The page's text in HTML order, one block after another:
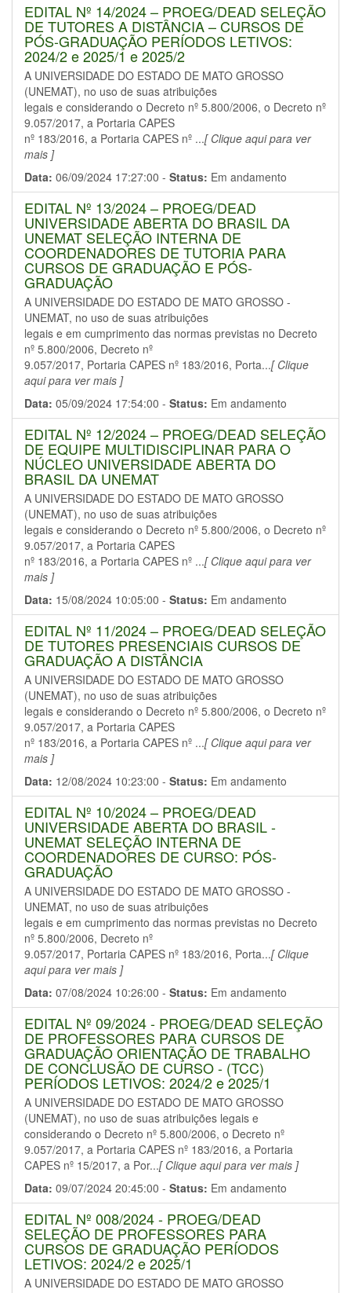
EDITAL Nº 14/2024 – PROEG/DEAD SELEÇÃO
DE TUTORES A DISTÂNCIA – CURSOS DE
PÓS-GRADUAÇÃO PERÍODOS LETIVOS:
2024/2 e 2025/1 e 2025/2
A UNIVERSIDADE DO ESTADO DE MATO GROSSO
(UNEMAT), no uso de suas atribuições
legais e considerando o Decreto nº 5.800/2006, o Decreto nº
9.057/2017, a Portaria CAPES
nº 183/2016, a Portaria CAPES nº ...[ Clique aqui para ver
mais ]
Data: 06/09/2024 17:27:00 - Status: Em andamento
EDITAL Nº 13/2024 – PROEG/DEAD
UNIVERSIDADE ABERTA DO BRASIL DA
UNEMAT SELEÇÃO INTERNA DE
COORDENADORES DE TUTORIA PARA
CURSOS DE GRADUAÇÃO E PÓS-
GRADUAÇÃO
A UNIVERSIDADE DO ESTADO DE MATO GROSSO -
UNEMAT, no uso de suas atribuições
legais e em cumprimento das normas previstas no Decreto
nº 5.800/2006, Decreto nº
9.057/2017, Portaria CAPES nº 183/2016, Porta...[ Clique
aqui para ver mais ]
Data: 05/09/2024 17:54:00 - Status: Em andamento
EDITAL Nº 12/2024 – PROEG/DEAD SELEÇÃO
DE EQUIPE MULTIDISCIPLINAR PARA O
NÚCLEO UNIVERSIDADE ABERTA DO
BRASIL DA UNEMAT
A UNIVERSIDADE DO ESTADO DE MATO GROSSO
(UNEMAT), no uso de suas atribuições
legais e considerando o Decreto nº 5.800/2006, o Decreto nº
9.057/2017, a Portaria CAPES
nº 183/2016, a Portaria CAPES nº ...[ Clique aqui para ver
mais ]
Data: 15/08/2024 10:05:00 - Status: Em andamento
EDITAL Nº 11/2024 – PROEG/DEAD SELEÇÃO
DE TUTORES PRESENCIAIS CURSOS DE
GRADUAÇÃO A DISTÂNCIA
A UNIVERSIDADE DO ESTADO DE MATO GROSSO
(UNEMAT), no uso de suas atribuições
legais e considerando o Decreto nº 5.800/2006, o Decreto nº
9.057/2017, a Portaria CAPES
nº 183/2016, a Portaria CAPES nº ...[ Clique aqui para ver
mais ]
Data: 12/08/2024 10:23:00 - Status: Em andamento
EDITAL Nº 10/2024 – PROEG/DEAD
UNIVERSIDADE ABERTA DO BRASIL -
UNEMAT SELEÇÃO INTERNA DE
COORDENADORES DE CURSO: PÓS-
GRADUAÇÃO
A UNIVERSIDADE DO ESTADO DE MATO GROSSO -
UNEMAT, no uso de suas atribuições
legais e em cumprimento das normas previstas no Decreto
nº 5.800/2006, Decreto nº
9.057/2017, Portaria CAPES nº 183/2016, Porta...[ Clique
aqui para ver mais ]
Data: 07/08/2024 10:26:00 - Status: Em andamento
EDITAL Nº 09/2024 - PROEG/DEAD SELEÇÃO
DE PROFESSORES PARA CURSOS DE
GRADUAÇÃO ORIENTAÇÃO DE TRABALHO
DE CONCLUSÃO DE CURSO - (TCC)
PERÍODOS LETIVOS: 2024/2 e 2025/1
A UNIVERSIDADE DO ESTADO DE MATO GROSSO
(UNEMAT), no uso de suas atribuições legais e
considerando o Decreto nº 5.800/2006, o Decreto nº
9.057/2017, a Portaria CAPES nº 183/2016, a Portaria
CAPES nº 15/2017, a Por...[ Clique aqui para ver mais ]
Data: 09/07/2024 20:45:00 - Status: Em andamento
EDITAL Nº 008/2024 - PROEG/DEAD
SELEÇÃO DE PROFESSORES PARA
CURSOS DE GRADUAÇÃO PERÍODOS
LETIVOS: 2024/2 e 2025/1
A UNIVERSIDADE DO ESTADO DE MATO GROSSO